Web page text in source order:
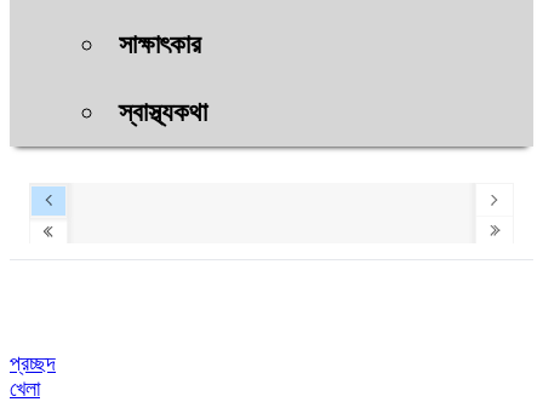
সাক্ষাৎকার
স্বাস্থ্যকথা
প্রচ্ছদ
খেলা